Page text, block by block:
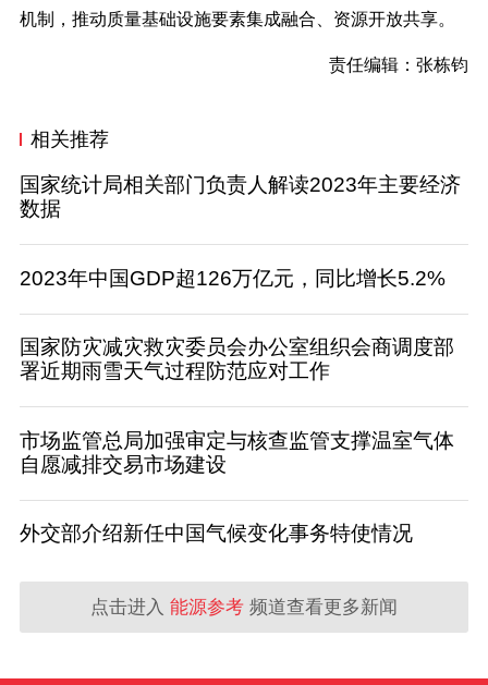
机制，推动质量基础设施要素集成融合、资源开放共享。
责任编辑：张栋钧
相关推荐
国家统计局相关部门负责人解读2023年主要经济
数据
2023年中国GDP超126万亿元，同比增长5.2%
国家防灾减灾救灾委员会办公室组织会商调度部
署近期雨雪天气过程防范应对工作
市场监管总局加强审定与核查监管支撑温室气体
自愿减排交易市场建设
外交部介绍新任中国气候变化事务特使情况
点击进入 能源参考 频道查看更多新闻